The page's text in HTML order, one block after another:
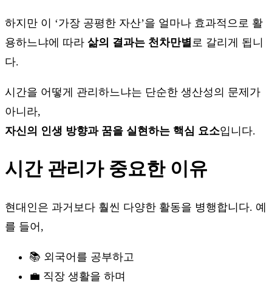
하지만 이 ‘가장 공평한 자산’을 얼마나 효과적으로 활
용하느냐에 따라 삶의 결과는 천차만별 로 갈리게 됩니
다.
시간을 어떻게 관리하느냐는 단순한 생산성의 문제가
아니라,
자신의 인생 방향과 꿈을 실현하는 핵심 요소입니다.
시간 관리가 중요한 이유
현대인은 과거보다 훨씬 다양한 활동을 병행합니다. 예
를 들어,
📚 외국어를 공부하고
💼 직장 생활을 하며